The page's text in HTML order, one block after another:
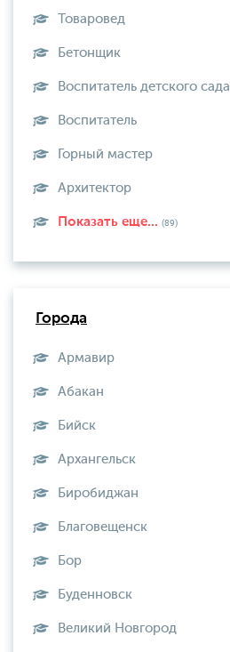
Товаровед
Бетонщик
Воспитатель детского сада
Воспитатель
Горный мастер
Архитектор
Показать еще... (89)
Города
Армавир
Абакан
Бийск
Архангельск
Биробиджан
Благовещенск
Бор
Буденновск
Великий Новгород